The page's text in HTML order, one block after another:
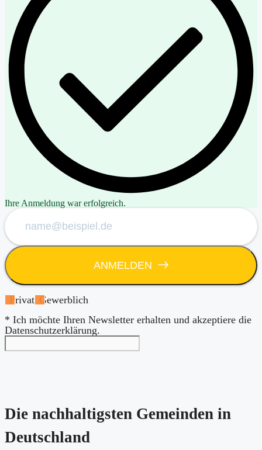
Ihre Anmeldung war erfolgreich.
ANMELDEN
Privat
Gewerblich
* Ich möchte Ihren Newsletter erhalten und akzeptiere die
Datenschutzerklärung.
Die nachhaltigsten Gemeinden in
Deutschland